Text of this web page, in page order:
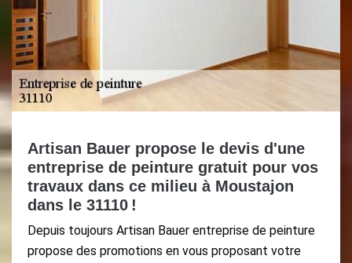
Artisan Bauer propose le devis d'une
entreprise de peinture gratuit pour vos
travaux dans ce milieu à Moustajon
dans le 31110 !
Depuis toujours Artisan Bauer entreprise de peinture
propose des promotions en vous proposant votre